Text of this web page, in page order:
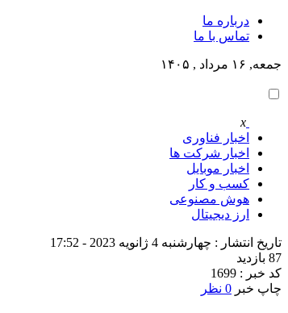
درباره ما
تماس با ما
جمعه, ۱۶ مرداد , ۱۴۰۵
x
اخبار فناوری
اخبار شرکت ها
اخبار موبایل
کسب و کار
هوش مصنوعی
ارز دیجیتال
تاریخ انتشار : چهارشنبه 4 ژانویه 2023 - 17:52
87 بازدید
کد خبر : 1699
چاپ خبر 0 نظر